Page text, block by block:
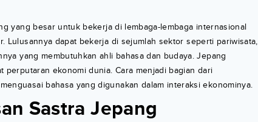
yang besar untuk bekerja di lembaga-lembaga internasional
Lulusannya dapat bekerja di sejumlah sektor seperti pariwisata,
yang membutuhkan ahli bahasa dan budaya. Jepang
perputaran ekonomi dunia. Cara menjadi bagian dari
bahasa yang digunakan dalam interaksi ekonominya.
Sastra Jepang